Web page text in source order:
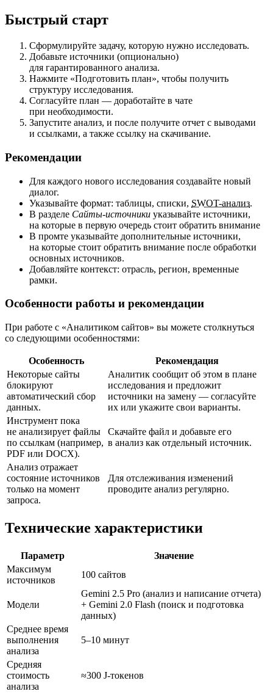
Быстрый старт
Сформулируйте задачу, которую нужно исследовать.
Добавьте источники (опционально)
для гарантированного анализа.
Нажмите «Подготовить план», чтобы получить
структуру исследования.
Согласуйте план — доработайте в чате
при необходимости.
Запустите анализ, и после получите отчет с выводами
и ссылками, а также ссылку на скачивание.
Рекомендации
Для каждого нового исследования создавайте новый
диалог.
Указывайте формат: таблицы, списки, SWOT-анализ.
В разделе Сайты-источники указывайте источники,
на которые в первую очередь стоит обратить внимание
В промте указывайте дополнительные источники,
на которые стоит обратить внимание после обработки
основных источников.
Добавляйте контекст: отрасль, регион, временные
рамки.
Особенности работы и рекомендации
При работе с «Аналитиком сайтов» вы можете столкнуться
со следующими особенностями:
Особенность
Рекомендация
Некоторые сайты
блокируют
автоматический сбор
данных.
Аналитик сообщит об этом в плане
исследования и предложит
источники на замену — согласуйте
их или укажите свои варианты.
Инструмент пока
не анализирует файлы
по ссылкам (например,
PDF или DOCX).
Скачайте файл и добавьте его
в анализ как отдельный источник.
Анализ отражает
состояние источников
только на момент
запроса.
Для отслеживания изменений
проводите анализ регулярно.
Технические характеристики
Параметр
Значение
Максимум
источников
100 сайтов
Модели
Gemini 2.5 Pro (анализ и написание отчета)
+ Gemini 2.0 Flash (поиск и подготовка
данных)
Среднее время
выполнения
анализа
5–10 минут
Средняя
стоимость
анализа
≈300 J-токенов